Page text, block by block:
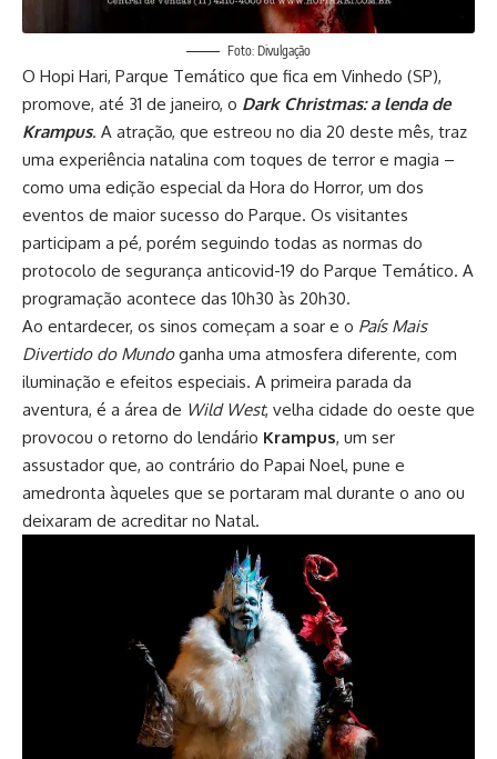
Foto: Divulgação
O Hopi Hari, Parque Temático que fica em Vinhedo (SP),
promove, até 31 de janeiro, o Dark Christmas: a lenda de
Krampus. A atração, que estreou no dia 20 deste mês, traz
uma experiência natalina com toques de terror e magia –
como uma edição especial da Hora do Horror, um dos
eventos de maior sucesso do Parque. Os visitantes
participam a pé, porém seguindo todas as normas do
protocolo de segurança anticovid-19 do Parque Temático. A
programação acontece das 10h30 às 20h30.
Ao entardecer, os sinos começam a soar e o País Mais
Divertido do Mundoganha uma atmosfera diferente, com
iluminação e efeitos especiais. A primeira parada da
aventura, é a área de Wild West, velha cidade do oeste que
provocou o retorno do lendário Krampus, um ser
assustador que, ao contrário do Papai Noel, pune e
amedronta àqueles que se portaram mal durante o ano ou
deixaram de acreditar no Natal.